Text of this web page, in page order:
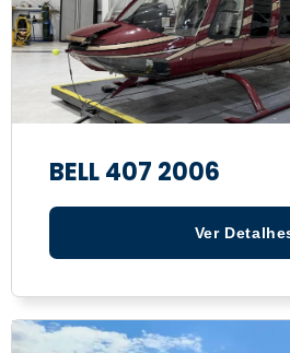
BELL 407 2006
Ver